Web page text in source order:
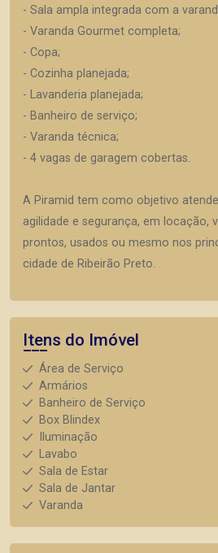
- Sala ampla integrada com a
- Varanda Gourmet completa;
- Copa;
- Cozinha planejada;
- Lavanderia planejada;
- Banheiro de serviço;
- Varanda técnica;
- 4 vagas de garagem cobertas.
A Piramid tem como objetivo
agilidade e segurança, em locação,
prontos, usados ou mesmo nos
cidade de Ribeirão Preto.
Itens do Imóvel
Área de Serviço
Armários
Banheiro de Serviço
Box Blindex
Iluminação
Lavabo
Sala de Estar
Sala de Jantar
Varanda